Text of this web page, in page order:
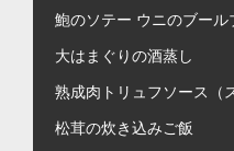
鮑のソテー ウニのブール
大はまぐりの酒蒸し
熟成肉トリュフソース（
松茸の炊き込みご飯